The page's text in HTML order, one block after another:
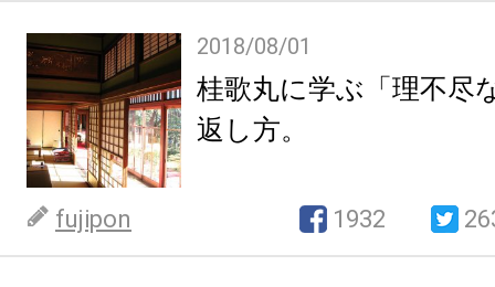
2018/08/01
桂歌丸に学ぶ「理不尽
返し方。
fujipon 1932